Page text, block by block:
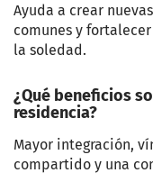
Ayuda a crear
comunes y
la soledad.
¿Qué beneficios
residencia?
Mayor integración,
compartido y una